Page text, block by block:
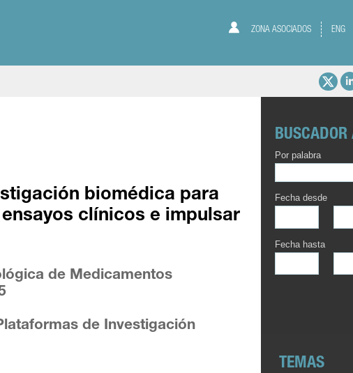
ZONA ASOCIADOS ENG
biomédica para
clínicos e impulsar
de Medicamentos
de Investigación
BUSCADOR
Por palabra
Fecha desde
Fecha hasta
TEMAS